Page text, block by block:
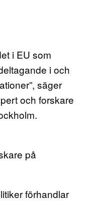
i EU som
i och
säger
och forskare
på
förhandlar